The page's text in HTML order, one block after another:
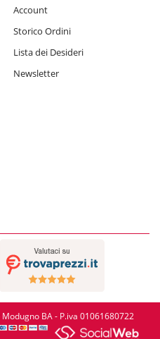
Account
Storico Ordini
Lista dei Desideri
Newsletter
BA - P.iva 01061680722